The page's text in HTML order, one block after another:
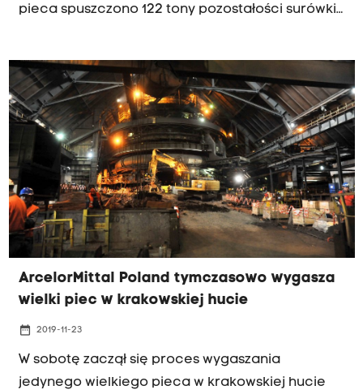
pieca spuszczono 122 tony pozostałości surówki i
ArcelorMittal Poland tymczasowo wygasza
wielki piec w krakowskiej hucie
date_range 2019-11-23
W sobotę zaczął się proces wygaszania
jedynego wielkiego pieca w krakowskiej hucie